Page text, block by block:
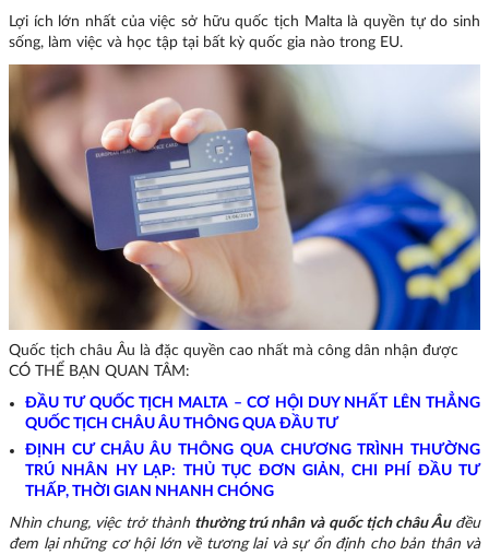
Lợi ích lớn nhất của việc sở hữu quốc tịch Malta là quyền tự do sinh
sống, làm việc và học tập tại bất kỳ quốc gia nào trong EU.
Quốc tịch châu Âu là đặc quyền cao nhất mà công dân nhận được
CÓ THỂ BẠN QUAN TÂM:
ĐẦU TƯ QUỐC TỊCH MALTA – CƠ HỘI DUY NHẤT LÊN THẲNG
QUỐC TỊCH CHÂU ÂU THÔNG QUA ĐẦU TƯ
ĐỊNH CƯ CHÂU ÂU THÔNG QUA CHƯƠNG TRÌNH THƯỜNG
TRÚ NHÂN HY LẠP: THỦ TỤC ĐƠN GIẢN, CHI PHÍ ĐẦU TƯ
THẤP, THỜI GIAN NHANH CHÓNG
Nhìn chung, việc trở thành thường trú nhân và quốc tịch châu Âuđều
đem lại những cơ hội lớn về tương lai và sự ổn định cho bản thân và